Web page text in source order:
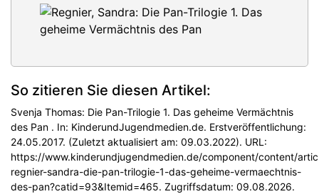
So zitieren Sie diesen Artikel:
Svenja Thomas: Die Pan-Trilogie 1. Das geheime Vermächtnis
des Pan . In: KinderundJugendmedien.de. Erstveröffentlichung:
24.05.2017. (Zuletzt aktualisiert am: 09.03.2022). URL:
https://www.kinderundjugendmedien.de/component/content/
regnier-sandra-die-pan-trilogie-1-das-geheime-vermaechtnis-
des-pan?catid=93&Itemid=465. Zugriffsdatum: 09.08.2026.